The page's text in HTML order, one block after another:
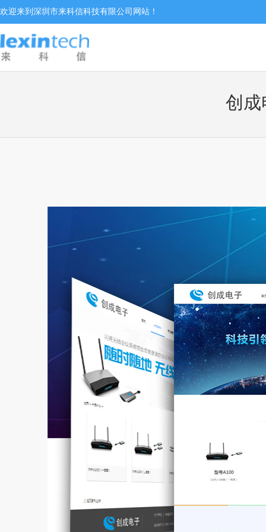
欢迎来到深圳市来科信科技有限公司网站！
创成